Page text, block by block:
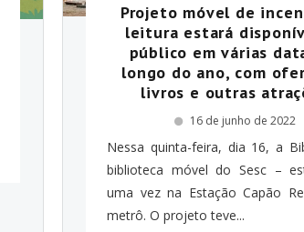
Projeto móvel de
leitura estará
público em várias
longo do ano, com
livros e outras
16 de junho de 2022
Nessa quinta-feira, dia 16, a
biblioteca móvel do Sesc –
uma vez na Estação Capão
metrô. O projeto teve...